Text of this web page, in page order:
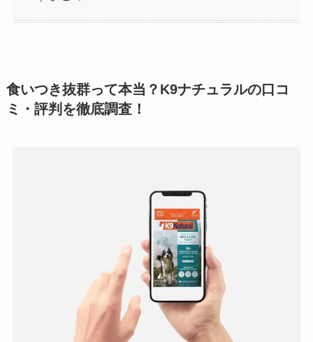
食いつき抜群って本当？K9ナチュラルの口コ
ミ・評判を徹底調査！